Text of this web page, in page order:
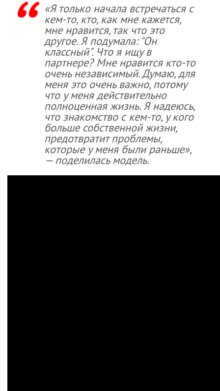
«Я только начала встречаться с
кем-то, кто, как мне кажется,
мне нравится, так что это
другое. Я подумала: "Он
классный". Что я ищу в
партнере? Мне нравится кто-то
очень независимый. Думаю, для
меня это очень важно, потому
что у меня действительно
полноценная жизнь. Я надеюсь,
что знакомство с кем-то, у кого
больше собственной жизни,
предотвратит проблемы,
которые у меня были раньше»,
— поделилась модель.